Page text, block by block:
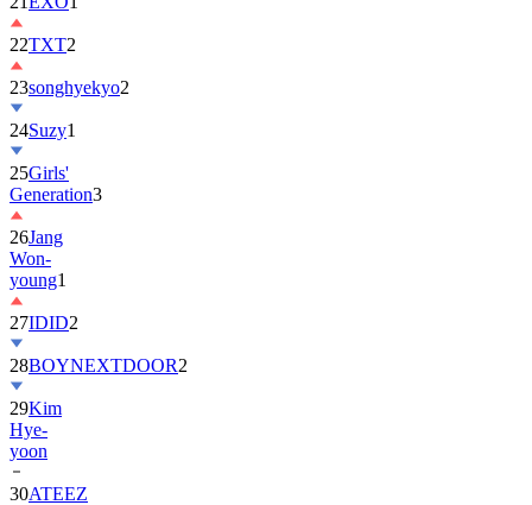
23songhyekyo
24Suzy1
25Girls'
Generation
26Jang
Won-
young1
27IDID
28BOYNEXTDOOR
29Kim
Hye-
yoon
30ATEEZ
31BABYMONSTER